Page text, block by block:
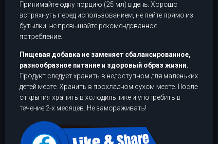
Принимайте одну порцию (25 мл) в день. Хорошо
встряхнуть перед использованием, не пейте прямо из
бутылки, не превышайте рекомендованное
потребление.
Пищевая добавка не заменяет сбалансированное,
разнообразное питание и здоровый образ жизни.
Продукт следует хранить в недоступном для маленьких
детей месте. Хранить в прохладном сухом месте. После
открытия хранить в холодильнике и употребить в
течение 2-х месяцев. Не замораживать!